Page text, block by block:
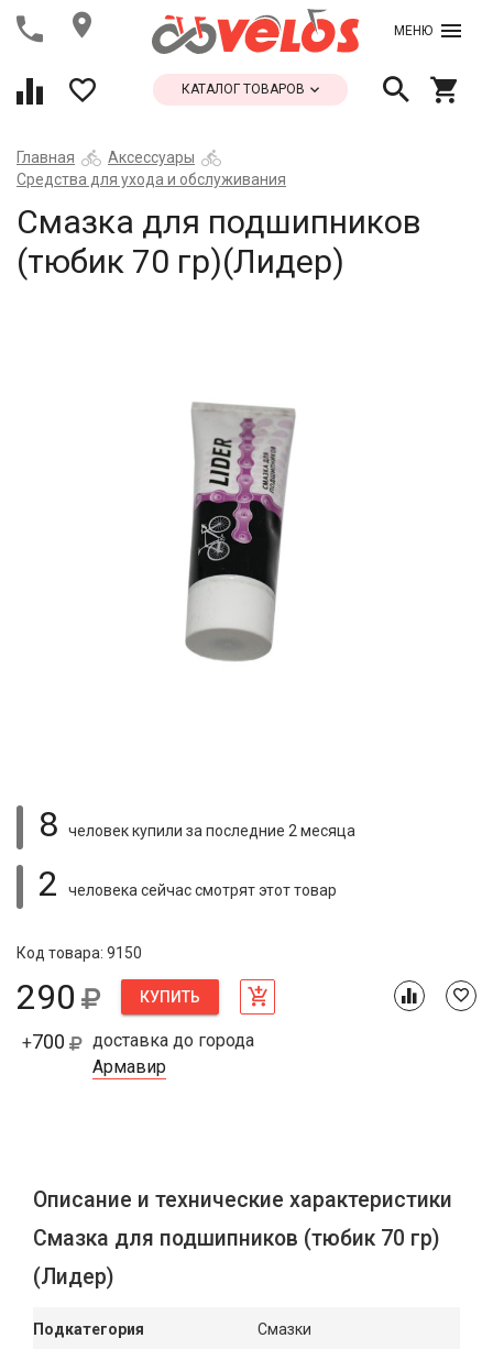
МЕНЮ
КАТАЛОГ ТОВАРОВ
Главная
Аксессуары
Средства для ухода и обслуживания
Смазка для подшипников
(тюбик 70 гр)(Лидер)
8 человек купили за последние 2 месяца
2 человека сейчас смотрятэтот товар
Код товара: 9150
290 КУПИТЬ
+700
доставка до города
Армавир
Описание и технические характеристики
Смазка для подшипников (тюбик 70 гр)
(Лидер)
Подкатегория Смазки